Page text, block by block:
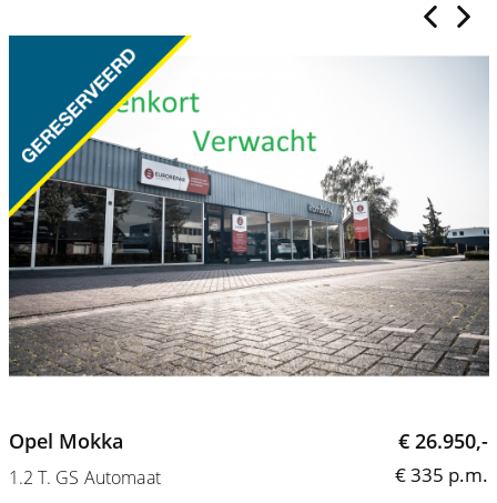
Opel Mokka
1.2 T. GS Automaat
€ 26.950,-
€ 335 p.m.